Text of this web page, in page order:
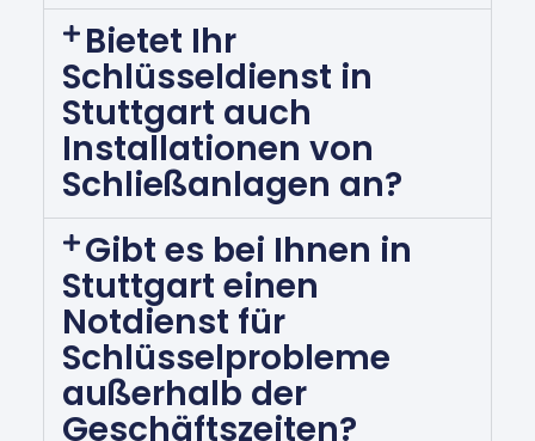
Bietet Ihr
Schlüsseldienst in
Stuttgart auch
Installationen von
Schließanlagen an?
Gibt es bei Ihnen in
Stuttgart einen
Notdienst für
Schlüsselprobleme
außerhalb der
Geschäftszeiten?